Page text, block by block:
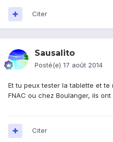
Citer
Sausalito
Posté(e) 17 août 2014
Et tu peux tester la tablette et
FNAC ou chez Boulanger, ils
Citer